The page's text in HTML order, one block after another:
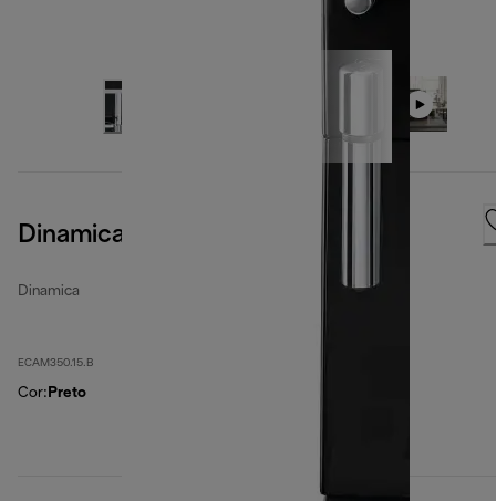
Dinamica, Black
Dinamica
ECAM350.15.B
Cor: Preto